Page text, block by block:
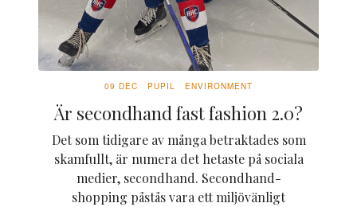
09 DEC PUPIL ENVIRONMENT
Är secondhand fast fashion 2.0?
Det som tidigare av många betraktades som
skamfullt, är numera det hetaste på sociala
medier, secondhand. Secondhand-
shopping påstås vara ett miljövänligt